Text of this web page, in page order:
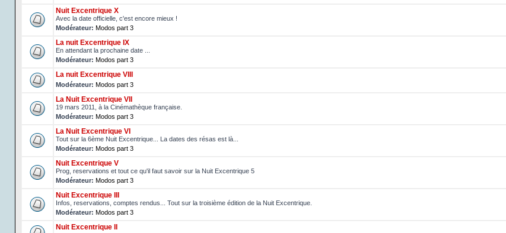
Nuit Excentrique X
Avec la date officielle, c'est encore mieux !
Modérateur: Modos part 3
La nuit Excentrique IX
En attendant la prochaine date ...
Modérateur: Modos part 3
La nuit Excentrique VIII
Modérateur: Modos part 3
La Nuit Excentrique VII
19 mars 2011, à la Cinémathèque française.
Modérateur: Modos part 3
La Nuit Excentrique VI
Tout sur la 6ème Nuit Excentrique... La dates des résas est là...
Modérateur: Modos part 3
Nuit Excentrique V
Prog, reservations et tout ce qu'il faut savoir sur la Nuit Excentrique 5
Modérateur: Modos part 3
Nuit Excentrique III
Infos, reservations, comptes rendus... Tout sur la troisième édition de la Nuit Excentrique.
Modérateur: Modos part 3
Nuit Excentrique II